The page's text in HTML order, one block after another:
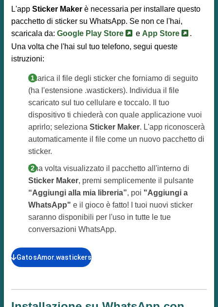
L'app Sticker Maker è necessaria per installare questo
pacchetto di sticker su WhatsApp. Se non ce l'hai,
scaricala da: Google Play Store e App Store
.
Una volta che l'hai sul tuo telefono, segui queste
istruzioni:
Scarica il file degli sticker che forniamo di seguito
(ha l'estensione .wastickers). Individua il file
scaricato sul tuo cellulare e toccalo. Il tuo
dispositivo ti chiederà con quale applicazione vuoi
aprirlo; seleziona Sticker Maker. L'app riconoscerà
automaticamente il file come un nuovo pacchetto di
sticker.
Una volta visualizzato il pacchetto all'interno di
Sticker Maker, premi semplicemente il pulsante
“Aggiungi alla mia libreria”, poi "Aggiungi a
WhatsApp" e il gioco è fatto! I tuoi nuovi sticker
saranno disponibili per l'uso in tutte le tue
conversazioni WhatsApp.
GatosAmor.wastickers